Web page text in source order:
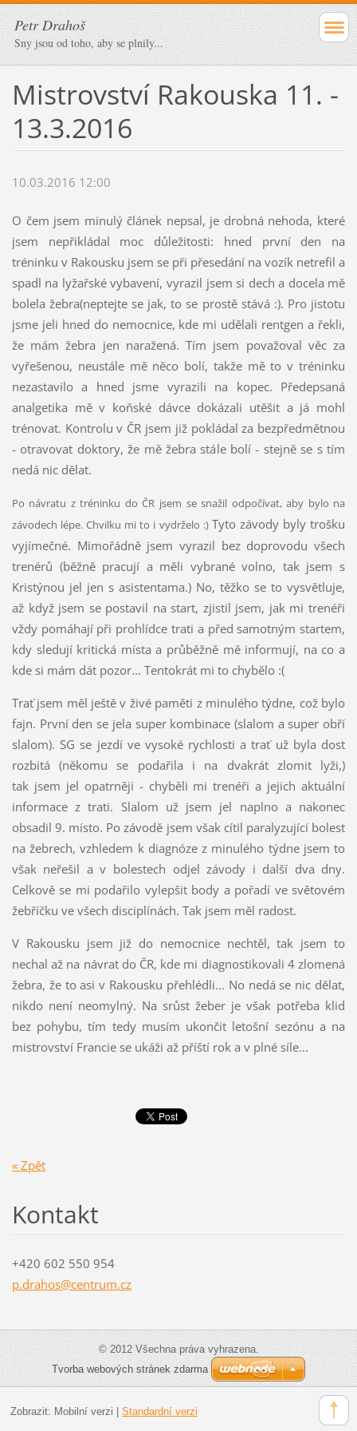
Petr Drahoš
Sny jsou od toho, aby se plnily...
Mistrovství Rakouska 11. -
13.3.2016
10.03.2016 12:00
O čem jsem minulý článek nepsal, je drobná nehoda, které
jsem nepřikládal moc důležitosti: hned první den na
tréninku v Rakousku jsem se při přesedání na vozík netrefil a
spadl na lyžařské vybavení, vyrazil jsem si dech a docela mě
bolela žebra(neptejte se jak, to se prostě stává :). Pro jistotu
jsme jeli hned do nemocnice, kde mi udělali rentgen a řekli,
že mám žebra jen naražená. Tím jsem považoval věc za
vyřešenou, neustále mě něco bolí, takže mě to v tréninku
nezastavilo a hned jsme vyrazili na kopec. Předepsaná
analgetika mě v koňské dávce dokázali utěšit a já mohl
trénovat. Kontrolu v ČR jsem již pokládal za bezpředmětnou
- otravovat doktory, že mě žebra stále bolí - stejně se s tím
nedá nic dělat.
Po návratu z tréninku do ČR jsem se snažil odpočívat, aby bylo na
závodech lépe. Chvilku mi to i vydrželo :) Tyto závody byly trošku
vyjímečné. Mimořádně jsem vyrazil bez doprovodu všech
trenérů (běžně pracují a měli vybrané volno, tak jsem s
Kristýnou jel jen s asistentama.) No, těžko se to vysvětluje,
až když jsem se postavil na start, zjistil jsem, jak mi trenéři
vždy pomáhají při prohlídce trati a před samotným startem,
kdy sledují kritická místa a průběžně mě informují, na co a
kde si mám dát pozor... Tentokrát mi to chybělo :(
Trať jsem měl ještě v živé paměti z minulého týdne, což bylo
fajn. První den se jela super kombinace (slalom a super obří
slalom). SG se jezdí ve vysoké rychlosti a trať už byla dost
rozbitá (někomu se podařila i na dvakrát zlomit lyži,)
tak jsem jel opatrněji - chyběli mi trenéři a jejich aktuální
informace z trati. Slalom už jsem jel naplno a nakonec
obsadil 9. místo. Po závodě jsem však cítil paralyzující bolest
na žebrech, vzhledem k diagnóze z minulého týdne jsem to
však neřešil a v bolestech odjel závody i další dva dny.
Celkově se mi podařilo vylepšit body a pořadí ve světovém
žebříčku ve všech disciplínách. Tak jsem měl radost.
V Rakousku jsem již do nemocnice nechtěl, tak jsem to
nechal až na návrat do ČR, kde mi diagnostikovali 4 zlomená
žebra, že to asi v Rakousku přehlédli... No nedá se nic dělat,
nikdo není neomylný. Na srůst žeber je však potřeba klid
bez pohybu, tím tedy musím ukončit letošní sezónu a na
mistrovství Francie se ukáži až příští rok a v plné síle...
« Zpět
Kontakt
+420 602 550 954
p.drahos@centrum.cz
© 2012 Všechna práva vyhrazena.
Tvorba webových stránek zdarma
Zobrazit: Mobilní verzi Standardní verzi